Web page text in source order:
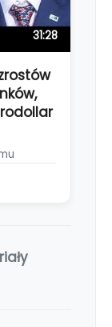
31:28